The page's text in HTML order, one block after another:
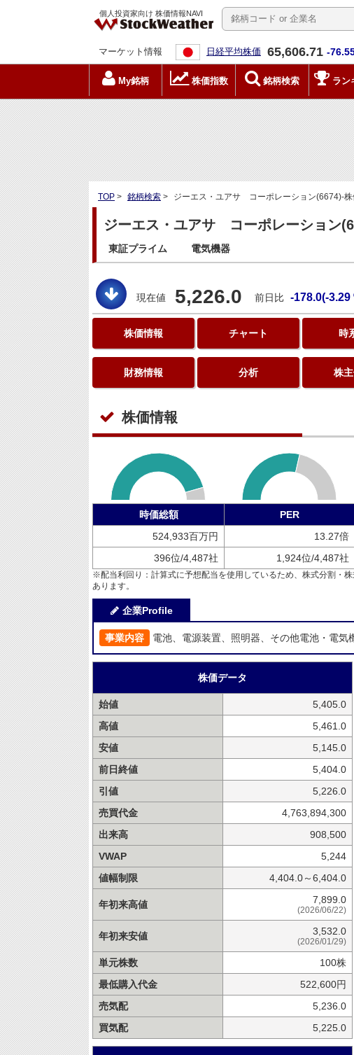
個人投資家向け 株価情報NAVI
マーケット情報 日経平均株価 65,606.71 -
My銘柄 株価指数 銘柄検索 ラン
TOP > 銘柄検索 > ジーエス・ユアサ コーポレーション(6674)-株
ジーエス・ユアサ コーポレーション
東証プライム 電気機器
現在値 5,226.0 前日比 -178.0(-3.29
株価情報 チャート 時
財務情報 分析 株
株価情報
時価総額
PER
524,933百万円
13.27倍
396位/4,487社
1,924位/4,487社
※配当利回り：計算式に予想配当を使用しているため、株式分割・
あります。
企業Profile
事業内容 電池、電源装置、照明器、その他電池・電気
株価データ
始値
5,405.0
高値
5,461.0
安値
5,145.0
前日終値
5,404.0
引値
5,226.0
売買代金
4,763,894,300
出来高
908,500
VWAP
5,244
値幅制限
4,404.0～6,404.0
年初来高値 7,899.0
(2026/06/22)
年初来安値 3,532.0
(2026/01/29)
単元株数
100株
最低購入代金
522,600円
売気配
5,236.0
買気配
5,225.0